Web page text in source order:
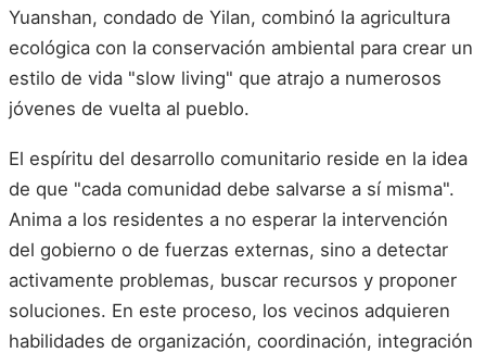
Yuanshan, condado de Yilan, combinó la agricultura
ecológica con la conservación ambiental para crear un
estilo de vida "slow living" que atrajo a numerosos
jóvenes de vuelta al pueblo.
El espíritu del desarrollo comunitario reside en la idea
de que "cada comunidad debe salvarse a sí misma".
Anima a los residentes a no esperar la intervención
del gobierno o de fuerzas externas, sino a detectar
activamente problemas, buscar recursos y proponer
soluciones. En este proceso, los vecinos adquieren
habilidades de organización, coordinación, integración